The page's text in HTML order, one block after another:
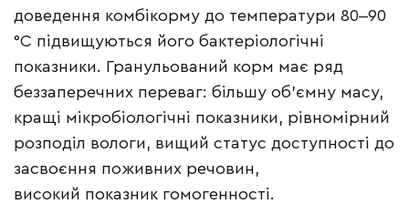
доведення комбікорму до температури 80‒90
°С підвищуються його бактеріологічні
показники. Гранульований корм має ряд
беззаперечних переваг: більшу об’ємну масу,
кращі мікробіологічні показники, рівномірний
розподіл вологи, вищий статус доступності до
засвоєння поживних речовин,
високий показник гомогенності.